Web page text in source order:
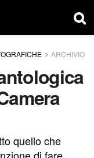
ARCHIVIO
quello che
di fare,